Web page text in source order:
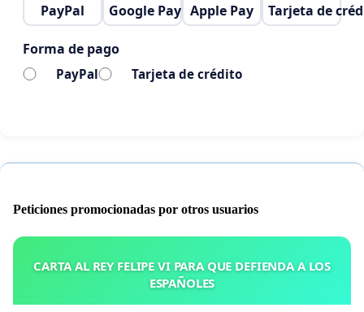
8 semanas sea justo, accesible y adaptado a la
realidad de todas las personas.
PayPal Google Pay Apple Pay Tarjeta de
Forma de pago
PayPal Tarjeta de crédito
Peticiones promocionadas por otros usuarios
CARTA AL REY FELIPE VI PARA QUE DEFIENDA A LOS
ESPAÑOLES